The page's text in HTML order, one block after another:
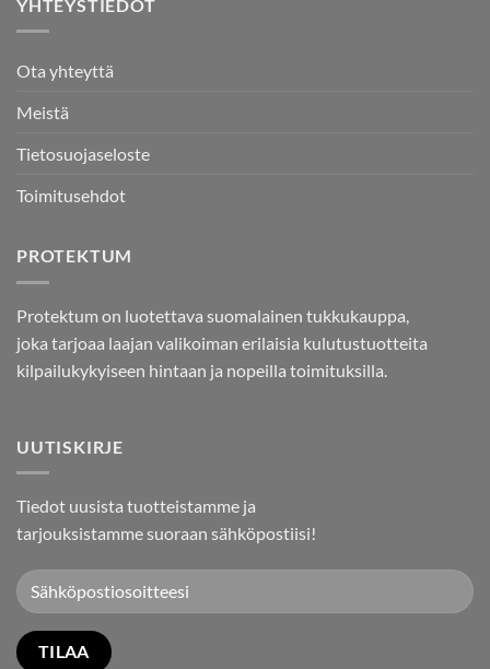
YHTEYSTIEDOT
Ota yhteyttä
Meistä
Tietosuojaseloste
Toimitusehdot
PROTEKTUM
Protektum on luotettava suomalainen tukkukauppa,
joka tarjoaa laajan valikoiman erilaisia kulutustuotteita
kilpailukykyiseen hintaan ja nopeilla toimituksilla.
UUTISKIRJE
Tiedot uusista tuotteistamme ja
tarjouksistamme suoraan sähköpostiisi!